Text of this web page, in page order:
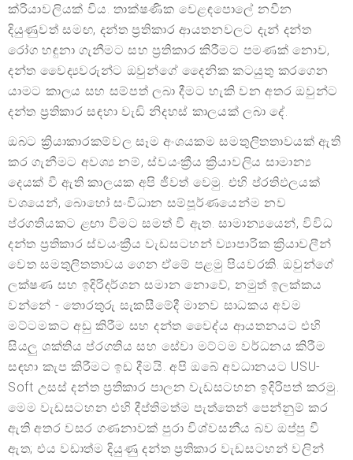
ක්රියාවලියක් විය. තාක්ෂණික වෙළඳපොලේ නවීන
දියුණුවත් සමඟ, දන්ත ප්‍රතිකාර ආයතනවලට දැන් දන්ත
රෝග හඳුනා ගැනීමට සහ ප්‍රතිකාර කිරීමට පමණක් නොව,
දන්ත වෛද්‍යවරුන්ට ඔවුන්ගේ දෛනික කටයුතු කරගෙන
යාමට කාලය සහ සම්පත් ලබා දීමට හැකි වන අතර ඔවුන්ට
දන්ත ප්‍රතිකාර සඳහා වැඩි නිදහස් කාලයක් ලබා දේ.
ඔබට ක්‍රියාකාරකම්වල සෑම අංශයකම සමතුලිතතාවයක් ඇති
කර ගැනීමට අවශ්‍ය නම්, ස්වයංක්‍රීය ක්‍රියාවලිය සාමාන්‍ය
දෙයක් වී ඇති කාලයක අපි ජීවත් වෙමු. එහි ප්රතිඵලයක්
වශයෙන්, බොහෝ සංවිධාන සම්පූර්ණයෙන්ම නව
ප්රගතියකට ළඟා වීමට සමත් වී ඇත. සාමාන්‍යයෙන්, විවිධ
දන්ත ප්‍රතිකාර ස්වයංක්‍රීය වැඩසටහන් ව්‍යාපාරික ක්‍රියාවලීන්
වෙත සමතුලිතතාවය ගෙන ඒමේ පළමු පියවරකි. ඔවුන්ගේ
ලක්ෂණ සහ ඉදිරිදර්ශන සමාන නොවේ, නමුත් ඉලක්කය
වන්නේ - තොරතුරු සැකසීමේදී මානව සාධකය අවම
මට්ටමකට අඩු කිරීම සහ දන්ත වෛද්ය ආයතනයට එහි
සියලු ශක්තිය ප්රගතිය සහ සේවා මට්ටම වර්ධනය කිරීම
සඳහා කැප කිරීමට ඉඩ දීමයි. අපි ඔබේ අවධානයට USU-
Soft උසස් දන්ත ප්‍රතිකාර පාලන වැඩසටහන ඉදිරිපත් කරමු.
මෙම වැඩසටහන එහි දීප්තිමත්ම පැත්තෙන් පෙන්නුම් කර
ඇති අතර වසර ගණනාවක් පුරා විශ්වසනීය බව ඔප්පු වී
ඇත; එය වඩාත්ම දියුණු දන්ත ප්‍රතිකාර වැඩසටහන් වලින්